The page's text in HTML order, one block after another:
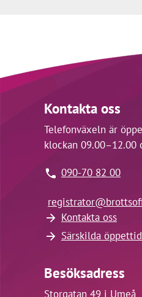
Kontakta oss
Telefonväxeln är
klockan 09.00–12.00
090-70 82 00
registrator@
Kontakta oss
Särskilda
Besöksadress
Storgatan 49 i Umeå